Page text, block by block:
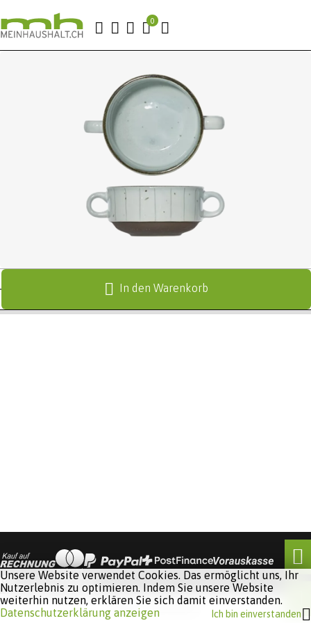
In den Warenkorb
Software:
Unsere Website verwendet Cookies. Das ermöglicht uns, Ihr
Nutzerlebnis zu optimieren. Indem Sie unsere Website
weiterhin nutzen, erklären Sie sich damit einverstanden.
Datenschutzerklärung anzeigen
Ich bin einverstanden